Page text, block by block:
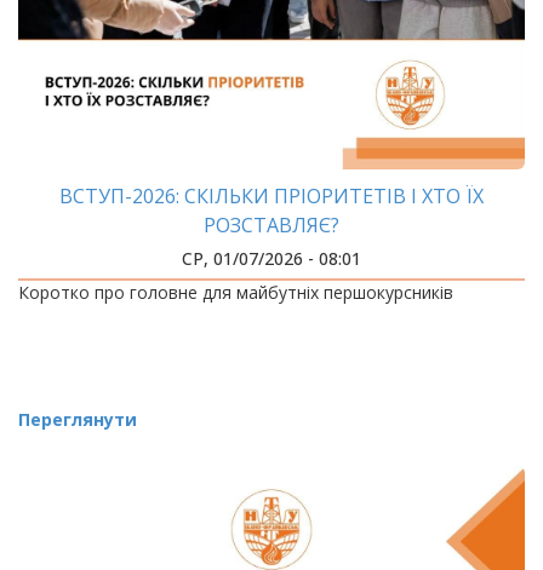
ВСТУП-2026: СКІЛЬКИ ПРІОРИТЕТІВ І ХТО ЇХ
РОЗСТАВЛЯЄ?
СР, 01/07/2026 - 08:01
Коротко про головне для майбутніх першокурсників
Переглянути